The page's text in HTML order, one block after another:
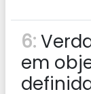
6:
em